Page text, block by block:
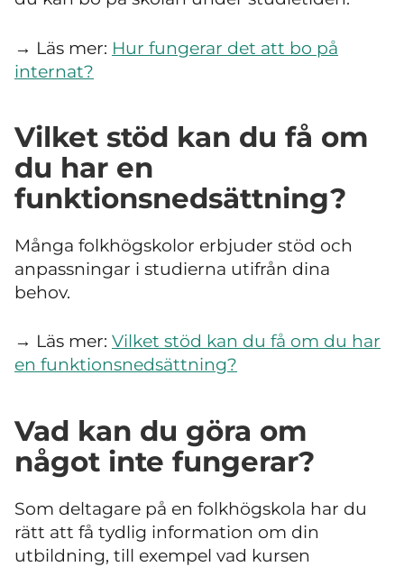
→ Läs mer: Hur fungerar det att bo på
internat?
Vilket stöd kan du få om
du har en
funktionsnedsättning?
Många folkhögskolor erbjuder stöd och
anpassningar i studierna utifrån dina
behov.
→ Läs mer: Vilket stöd kan du få om du har
en funktionsnedsättning?
Vad kan du göra om
något inte fungerar?
Som deltagare på en folkhögskola har du
rätt att få tydlig information om din
utbildning, till exempel vad kursen